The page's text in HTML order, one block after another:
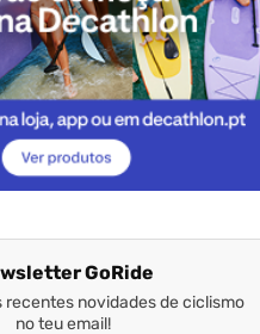
GoRide
recentes novidades de ciclismo
no teu email!